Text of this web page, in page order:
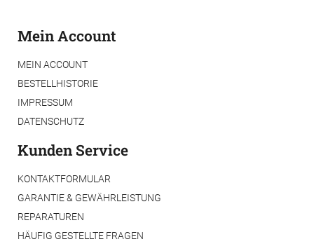
Mein Account
MEIN ACCOUNT
BESTELLHISTORIE
IMPRESSUM
DATENSCHUTZ
Kunden Service
KONTAKTFORMULAR
GARANTIE & GEWÄHRLEISTUNG
REPARATUREN
HÄUFIG GESTELLTE FRAGEN